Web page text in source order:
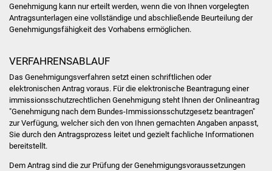
ÖPNV
Abfall und Entsorgung
Kultur & Freizeit
Veranstaltungen
Genehmigung kann nur erteilt werden, wenn die von Ihnen vorgelegten
Antragsunterlagen eine vollständige und abschließende Beurteilung der
Genehmigungsfähigkeit des Vorhabens ermöglichen.
VERFAHRENSABLAUF
Das Genehmigungsverfahren setzt einen schriftlichen oder
elektronischen Antrag voraus. Für die elektronische Beantragung einer
immissionsschutzrechtlichen Genehmigung steht Ihnen derOnlineantrag
"Genehmigung nach dem Bundes-Immissionsschutzgesetz beantragen"
zur Verfügung, welcher sich den von Ihnen gemachten Angaben anpasst,
Sie durch den Antragsprozess leitet und gezielt fachliche Informationen
bereitstellt.
Dem Antrag sind die zur Prüfung der Genehmigungsvoraussetzungen